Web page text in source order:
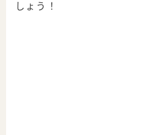
しょう！